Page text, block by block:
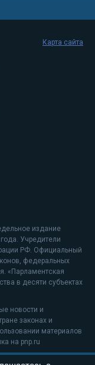
издание
Учредители
РФ. Официальный
федеральных
«Парламентская
в десяти субъектах
новости и
законах и
материалов
на pnp.ru
Карта сайта